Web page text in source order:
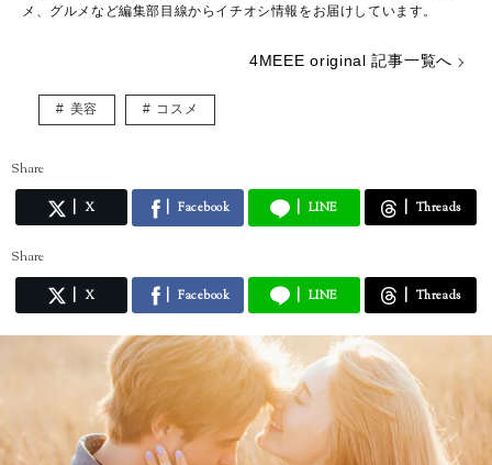
メ、グルメなど編集部目線からイチオシ情報をお届けしています。
4MEEE original 記事一覧へ
美容 コスメ
Share
X Facebook LINE Threads
Share
X Facebook LINE Threads